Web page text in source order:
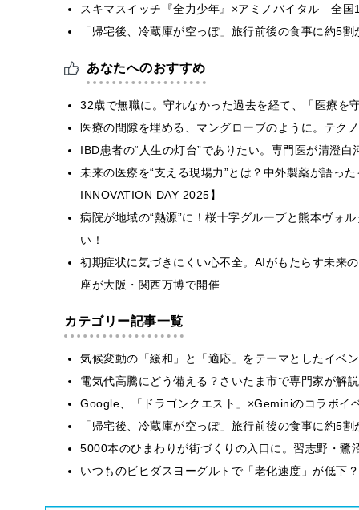
スキマスイッチ『全力少年』×アミノバイタル 全国
「帰宅後、冷蔵庫が空っぽ」旅行前後の食事に約5
あなたへのおすすめ
32歳で無職に。守れなかった過去を経て、「医療を
医療の間隙を埋める、マングローブのように。テク
IBD患者の“人生の灯台”でありたい。専門医が清澄
未来の医療を“支える現場力”とは？中外製薬が語っ
INNOVATION DAY 2025】
病院が地域の“熱源”に！桜十字グループと熊本ヴォ
い！
初期症状に気づきにくい心不全。AIがもたらす未来
座が大阪・関西万博で開催
カテゴリー記事一覧
気候変動の「緩和」と「適応」をテーマとしたイベ
電気代高騰にどう備える？さいたま市で専門家が解
Google、「ドラゴンクエスト」×Geminiのコラボイ
「帰宅後、冷蔵庫が空っぽ」旅行前後の食事に約5
5000本のひまわりが街づくりの入口に。習志野・
いつものビヒダスヨーグルトで「老化速度」が低